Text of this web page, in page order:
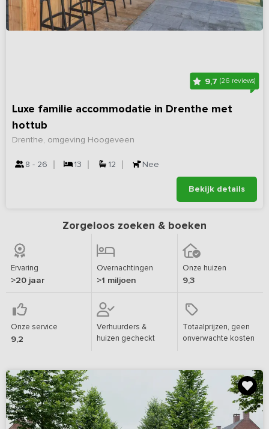
9,7 (26 reviews)
Luxe familie accommodatie in Drenthe met
hottub
Drenthe, omgeving Hoogeveen
8 - 26 13 12 Nee
Bekijk details
Zorgeloos zoeken & boeken
Ervaring
>20 jaar
Overnachtingen
>1 miljoen
Onze huizen
9,3
Onze service
9,2
Verhuurders &
huizen gecheckt
Totaalprijzen, geen
onverwachte kosten